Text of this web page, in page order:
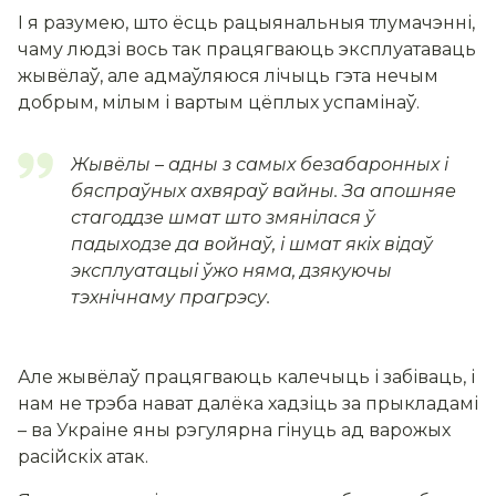
І я разумею, што ёсць рацыянальныя тлумачэнні,
чаму людзі вось так працягваюць эксплуатаваць
жывёлаў, але адмаўляюся лічыць гэта нечым
добрым, мілым і вартым цёплых успамінаў.
Жывёлы – адны з самых безабаронных і
бяспраўных ахвяраў вайны. За апошняе
стагоддзе шмат што змянілася ў
падыходзе да войнаў, і шмат якіх відаў
эксплуатацыі ўжо няма, дзякуючы
тэхнічнаму прагрэсу.
Але жывёлаў працягваюць калечыць і забіваць, і
нам не трэба нават далёка хадзіць за прыкладамі
– ва Украіне яны рэгулярна гінуць ад варожых
расійскіх атак.